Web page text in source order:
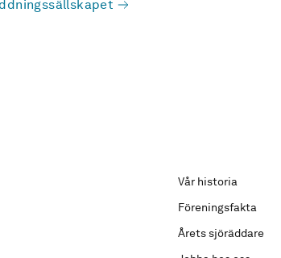
Vår historia
Föreningsfakta
Årets sjöräddare